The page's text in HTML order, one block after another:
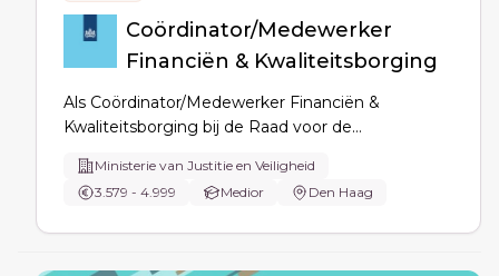
Coördinator/Medewerker
Financiën & Kwaliteitsborging
Als Coördinator/Medewerker Financiën &
Kwaliteitsborging bij de Raad voor de
processen met het FDC, bewaak je
boekhoudkwaliteit, verzorg je
Ministerie van Justitie en Veiligheid
3.579 - 4.999
Medior Den Haag